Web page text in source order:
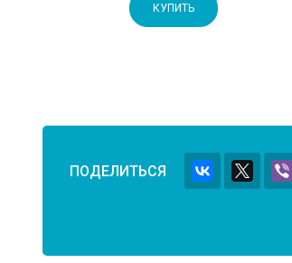
КУПИТЬ
ПОДЕЛИТЬСЯ